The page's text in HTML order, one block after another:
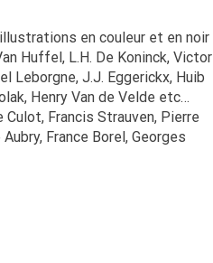
en couleur et en noir
Huffel, L.H. De Koninck, Victor
Leborgne, J.J. Eggerickx, Huib
Henry Van de Velde etc…
Francis Strauven, Pierre
France Borel, Georges